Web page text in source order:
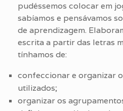
pudéssemos colocar em
sabíamos e pensávamos
de aprendizagem.
escrita a partir das letras
tínhamos de:
confeccionar e organizar
utilizados;
organizar os